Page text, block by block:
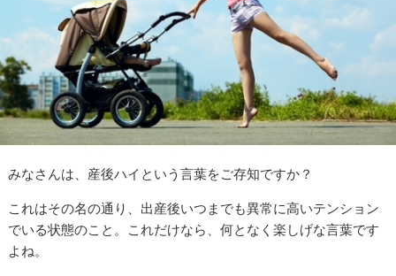
みなさんは、産後ハイという言葉をご存知ですか？
これはその名の通り、出産後いつまでも異常に高いテンション
でいる状態のこと。これだけなら、何となく楽しげな言葉です
よね。